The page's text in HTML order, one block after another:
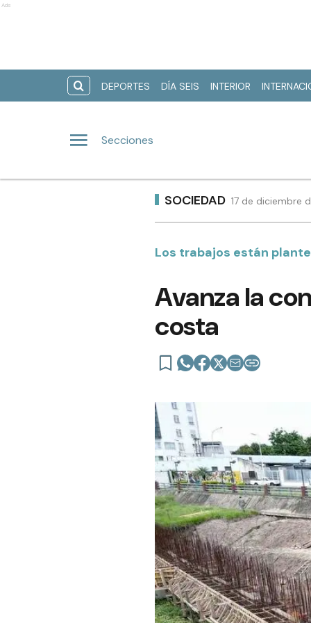
Ads
DEPORTES DÍA SEIS INTERIOR
Secciones
SOCIEDAD 17 de diciembre
Los trabajos están
Avanza la
costa